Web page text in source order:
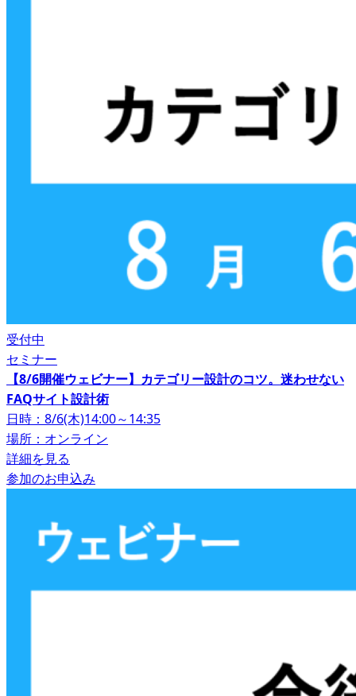
受付中
セミナー
【8/6開催ウェビナー】カテゴリー設計のコツ。迷わせない
FAQサイト設計術
日時：8/6(木)14:00～14:35
場所：オンライン
詳細を見る
参加のお申込み